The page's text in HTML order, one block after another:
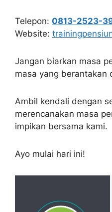
Telepon: 0813-2523-
Website:
Jangan biarkan masa
masa yang berantakan
Ambil kendali dengan
merencanakan masa
impikan bersama kami.
Ayo mulai hari ini!